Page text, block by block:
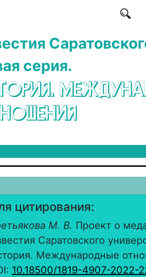
серия.
цитирования:
М. В. Проект о
Саратовского
Международные
10.18500/1819-4907-2022-